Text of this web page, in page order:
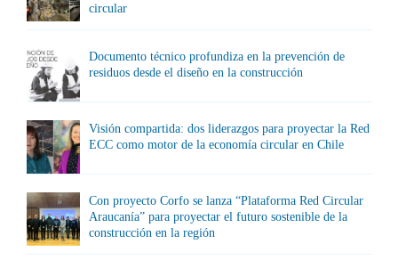
circular
Documento técnico profundiza en la prevención de
residuos desde el diseño en la construcción
Visión compartida: dos liderazgos para proyectar la Red
ECC como motor de la economía circular en Chile
Con proyecto Corfo se lanza “Plataforma Red Circular
Araucanía” para proyectar el futuro sostenible de la
construcción en la región